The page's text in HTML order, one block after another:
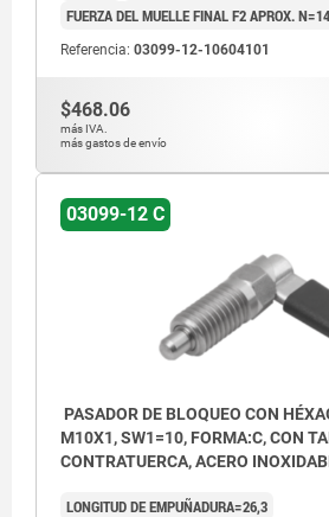
FUERZA DEL MUELLE FINAL F2 APROX. N=14
Referencia: 03099-12-10604101
$468.06
más IVA.
más gastos de envío
03099-12 C
PASADOR DE BLOQUEO CON
M10X1, SW1=10, FORMA:C, CON
CONTRATUERCA, ACERO
RAL7021
LONGITUD DE EMPUÑADURA=26,3